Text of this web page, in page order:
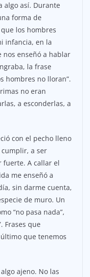
algo así. Durante
forma de
los hombres
infancia, en la
nos enseñó a hablar
la frase
hombres no lloran”.
no eran
a esconderlas, a
con el pecho lleno
a ser
fuerte. A callar el
me enseñó a
sin darme cuenta,
de muro. Un
“no pasa nada”,
Frases que
que tenemos
ajeno. No las